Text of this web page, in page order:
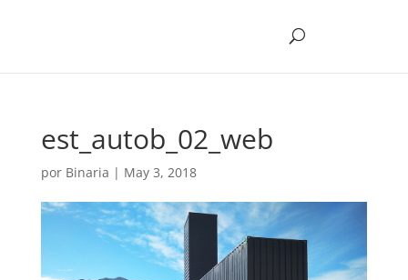
est_autob_02_web
por Binaria | May 3, 2018